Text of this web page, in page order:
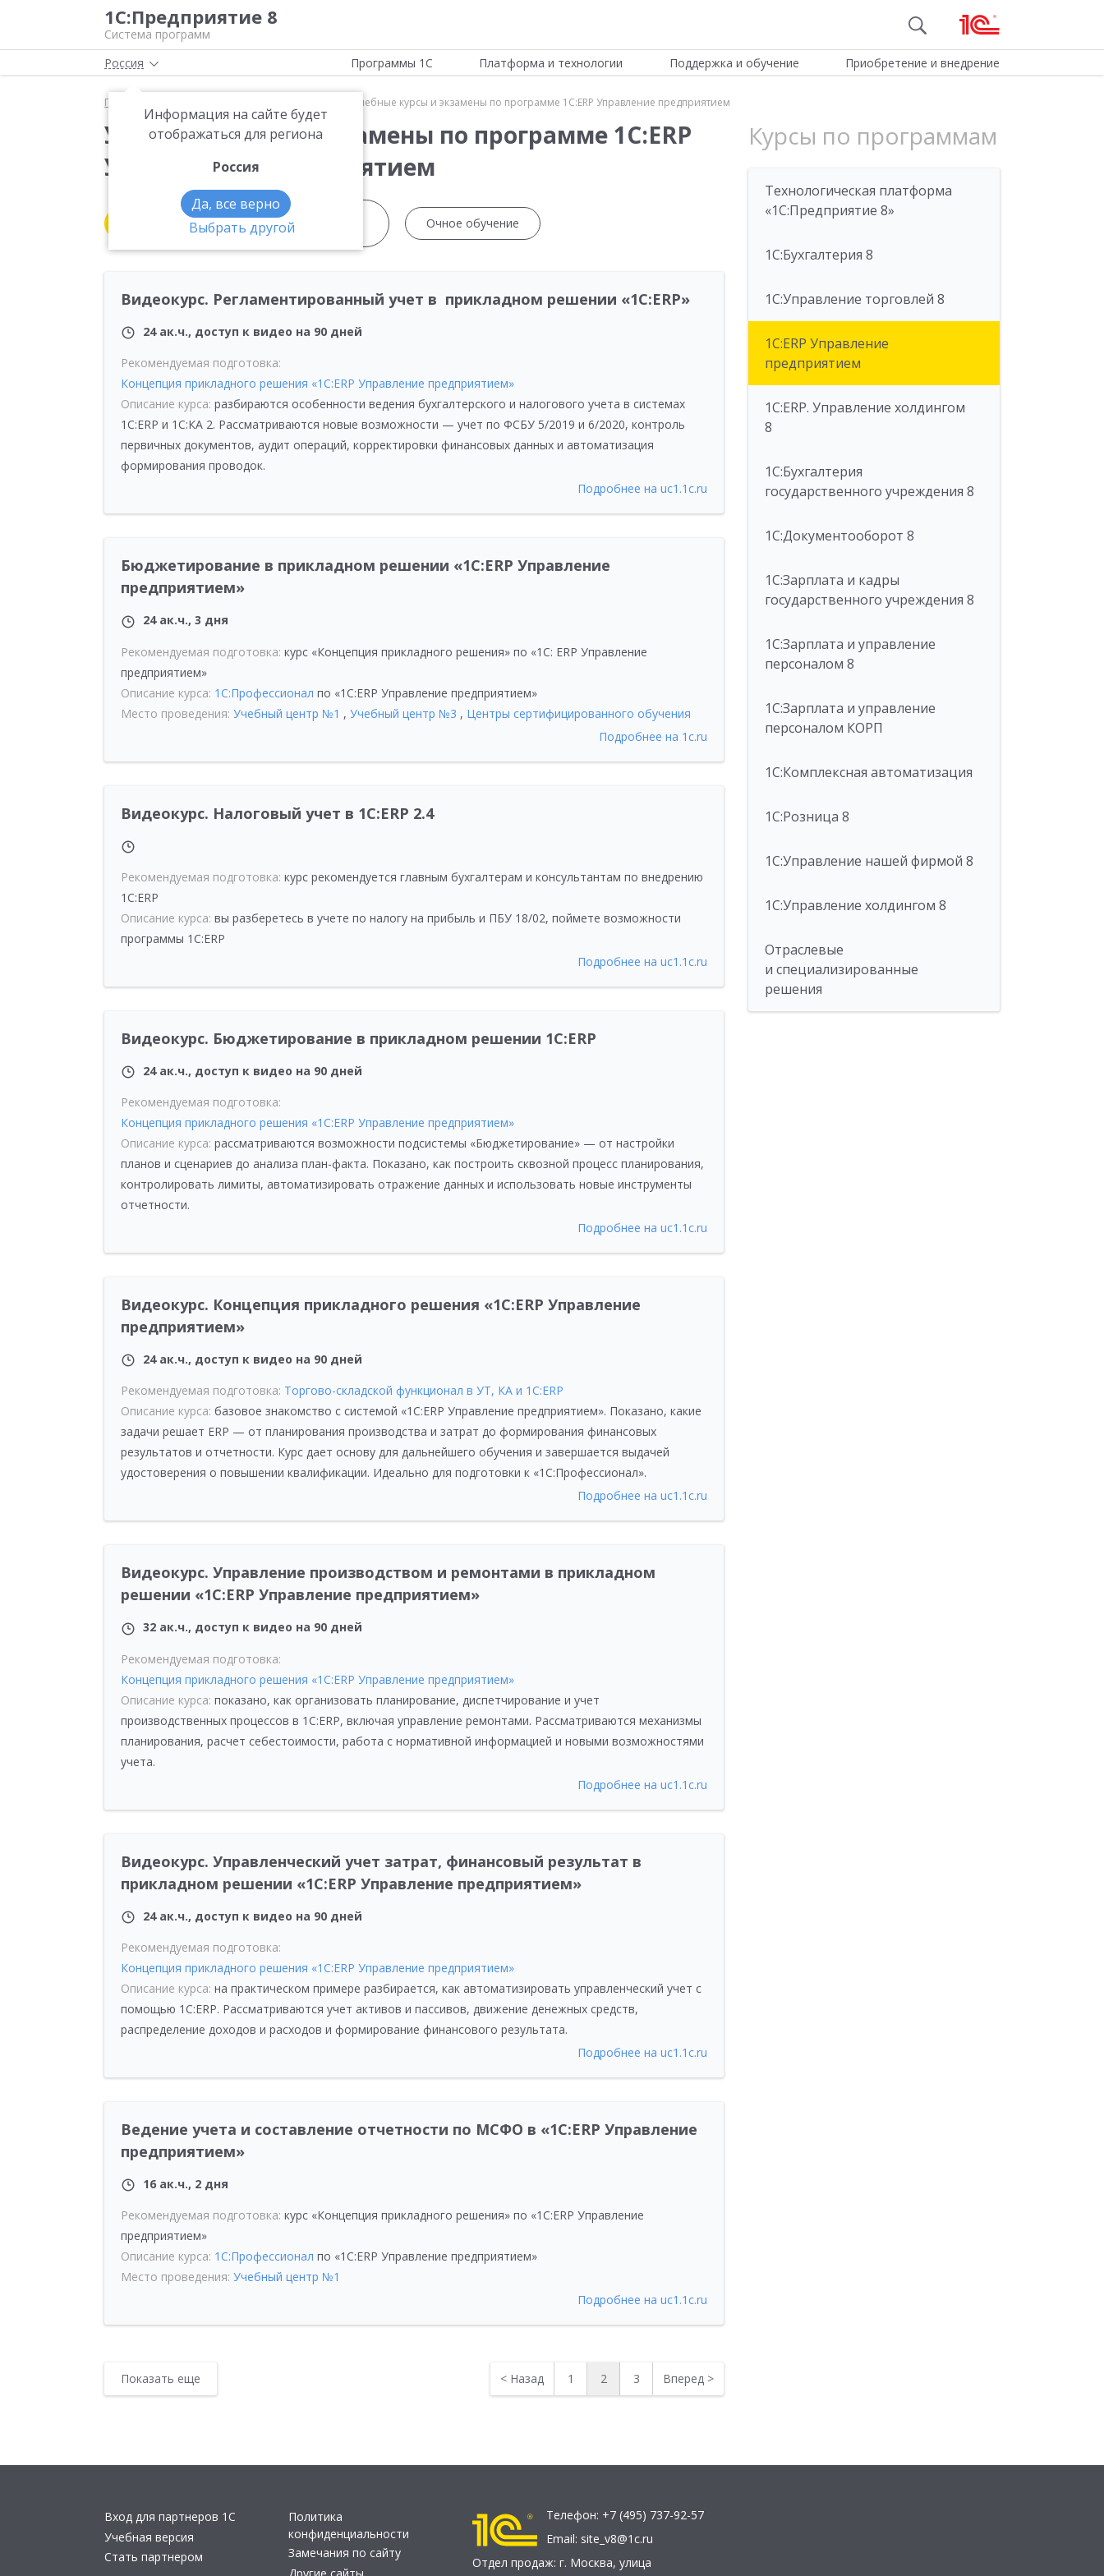
1С:Предприятие 8
Система программ
Россия
Информация на сайте будет
отображаться для региона
Россия
Да, все верно
Выбрать другой
Программы 1С Платформа и технологии Поддержка и обучение Приобретение и внедрение
Главная Учебные курсы и экзамены по программе 1С:ERP Управление предприятием
Учебные курсы и экзамены по программе 1С:ERP
Управление предприятием
Интернет-обучение и
самоучители
Очное обучение
Видеокурс. Регламентированный учет в прикладном решении «1С:ERP»
24 ак.ч., доступ к видео на 90 дней
Рекомендуемая подготовка:
Концепция прикладного решения «1С:ERP Управление предприятием»
Описание курса: разбираются особенности ведения бухгалтерского и налогового учета в системах
1С:ERP и 1С:КА 2. Рассматриваются новые возможности — учет по ФСБУ 5/2019 и 6/2020, контроль
первичных документов, аудит операций, корректировки финансовых данных и автоматизация
формирования проводок.
Подробнее на uc1.1c.ru
Бюджетирование в прикладном решении «1С:ERP Управление
предприятием»
24 ак.ч., 3 дня
Рекомендуемая подготовка: курс «Концепция прикладного решения» по «1С: ERP Управление
предприятием»
Описание курса: 1С:Профессионал по «1С:ERP Управление предприятием»
Место проведения: Учебный центр №1 , Учебный центр №3 , Центры сертифицированного обучения
Подробнее на 1c.ru
Видеокурс. Налоговый учет в 1С:ERP 2.4
Рекомендуемая подготовка: курс рекомендуется главным бухгалтерам и консультантам по внедрению
1C:ERP
Описание курса: вы разберетесь в учете по налогу на прибыль и ПБУ 18/02, поймете возможности
программы 1С:ERP
Подробнее на uc1.1c.ru
Видеокурс. Бюджетирование в прикладном решении 1C:ERP
24 ак.ч., доступ к видео на 90 дней
Рекомендуемая подготовка:
Концепция прикладного решения «1С:ERP Управление предприятием»
Описание курса: рассматриваются возможности подсистемы «Бюджетирование» — от настройки
планов и сценариев до анализа план-факта. Показано, как построить сквозной процесс планирования,
контролировать лимиты, автоматизировать отражение данных и использовать новые инструменты
отчетности.
Подробнее на uc1.1c.ru
Видеокурс. Концепция прикладного решения «1С:ERP Управление
предприятием»
24 ак.ч., доступ к видео на 90 дней
Рекомендуемая подготовка: Торгово-складской функционал в УТ, КА и 1С:ERP
Описание курса: базовое знакомство с системой «1С:ERP Управление предприятием». Показано, какие
задачи решает ERP — от планирования производства и затрат до формирования финансовых
результатов и отчетности. Курс дает основу для дальнейшего обучения и завершается выдачей
удостоверения о повышении квалификации. Идеально для подготовки к «1С:Профессионал».
Подробнее на uc1.1c.ru
Видеокурс. Управление производством и ремонтами в прикладном
решении «1С:ERP Управление предприятием»
32 ак.ч., доступ к видео на 90 дней
Рекомендуемая подготовка:
Концепция прикладного решения «1С:ERP Управление предприятием»
Описание курса: показано, как организовать планирование, диспетчирование и учет
производственных процессов в 1С:ERP, включая управление ремонтами. Рассматриваются механизмы
планирования, расчет себестоимости, работа с нормативной информацией и новыми возможностями
учета.
Подробнее на uc1.1c.ru
Видеокурс. Управленческий учет затрат, финансовый результат в
прикладном решении «1С:ERP Управление предприятием»
24 ак.ч., доступ к видео на 90 дней
Рекомендуемая подготовка:
Концепция прикладного решения «1С:ERP Управление предприятием»
Описание курса: на практическом примере разбирается, как автоматизировать управленческий учет с
помощью 1С:ERP. Рассматриваются учет активов и пассивов, движение денежных средств,
распределение доходов и расходов и формирование финансового результата.
Подробнее на uc1.1c.ru
Ведение учета и составление отчетности по МСФО в «1С:ERP Управление
предприятием»
16 ак.ч., 2 дня
Рекомендуемая подготовка: курс «Концепция прикладного решения» по «1С:ERP Управление
предприятием»
Описание курса: 1С:Профессионал по «1С:ERP Управление предприятием»
Место проведения: Учебный центр №1
Подробнее на uc1.1c.ru
Показать еще < Назад 1 2 3 Вперед >
Курсы по программам
Технологическая платформа
«1С:Предприятие 8»
1С:Бухгалтерия 8
1C:Управление торговлей 8
1С:ERP Управление
предприятием
1С:ERP. Управление холдингом
8
1С:Бухгалтерия
государственного учреждения 8
1С:Документооборот 8
1С:Зарплата и кадры
государственного учреждения 8
1С:Зарплата и управление
персоналом 8
1С:Зарплата и управление
персоналом КОРП
1С:Комплексная автоматизация
1С:Розница 8
1С:Управление нашей фирмой 8
1С:Управление холдингом 8
Отраслевые
и специализированные
решения
Вход для партнеров 1С
Учебная версия
Стать партнером
Политика
конфиденциальности
Замечания по сайту
Другие сайты
Телефон: +7 (495) 737-92-57
Email: site_v8@1c.ru
Отдел продаж: г. Москва, улица